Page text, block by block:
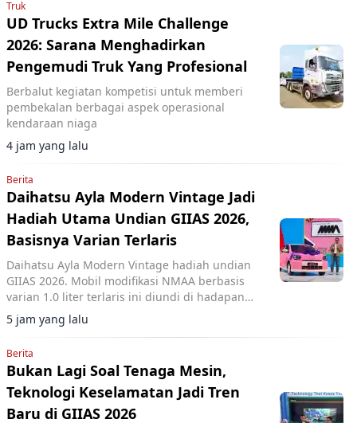
Truk
UD Trucks Extra Mile Challenge
2026: Sarana Menghadirkan
Pengemudi Truk Yang Profesional
Berbalut kegiatan kompetisi untuk memberi
pembekalan berbagai aspek operasional
kendaraan niaga
4 jam yang lalu
Berita
Daihatsu Ayla Modern Vintage Jadi
Hadiah Utama Undian GIIAS 2026,
Basisnya Varian Terlaris
Daihatsu Ayla Modern Vintage hadiah undian
GIIAS 2026. Mobil modifikasi NMAA berbasis
varian 1.0 liter terlaris ini diundi di hadapan
pengunjung dan dimenangkan konsumen dari
Lampung.
5 jam yang lalu
Berita
Bukan Lagi Soal Tenaga Mesin,
Teknologi Keselamatan Jadi Tren
Baru di GIIAS 2026